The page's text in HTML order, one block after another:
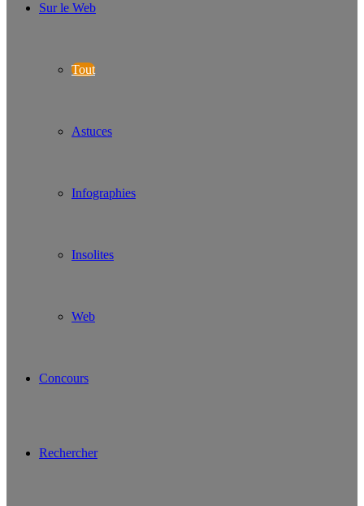
Sur le Web
Tout
Astuces
Infographies
Insolites
Web
Concours
Rechercher